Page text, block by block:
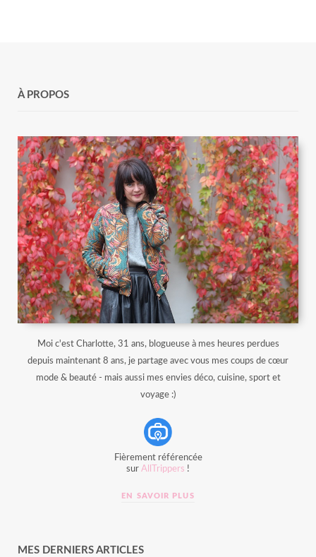
À PROPOS
Moi c'est Charlotte, 31 ans, blogueuse à mes heures perdues
depuis maintenant 8 ans, je partage avec vous mes coups de cœur
mode & beauté - mais aussi mes envies déco, cuisine, sport et
voyage :)
Fièrement référencée
sur AllTrippers !
EN SAVOIR PLUS
MES DERNIERS ARTICLES